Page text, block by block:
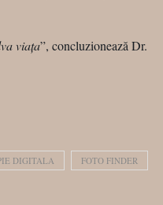
viața”, concluzionează Dr.
DIGITALA FOTO FINDER